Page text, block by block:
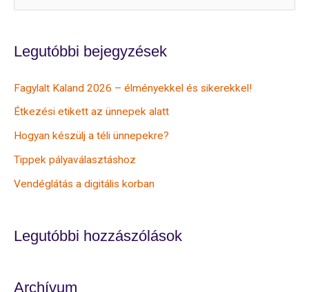
r
h
f
o
r
Legutóbbi bejegyzések
Fagylalt Kaland 2026 – élményekkel és sikerekkel!
Étkezési etikett az ünnepek alatt
Hogyan készülj a téli ünnepekre?
Tippek pályaválasztáshoz
Vendéglátás a digitális korban
Legutóbbi hozzászólások
Archívum